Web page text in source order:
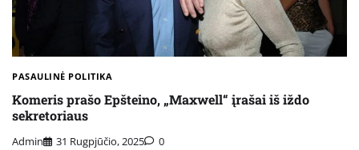
PASAULINĖ POLITIKA
Komeris prašo Epšteino, „Maxwell“ įrašai iš iždo
sekretoriaus
Admin 31 Rugpjūčio, 2025 0